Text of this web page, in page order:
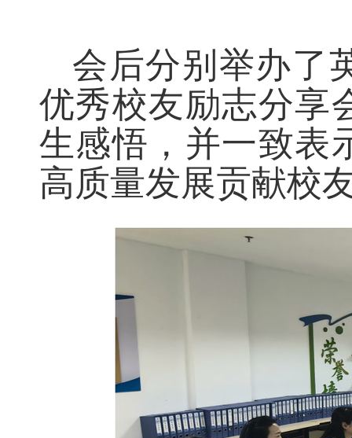
会后分别举办了
优秀校友励志分享
生感悟，并一致表
高质量发展贡献校